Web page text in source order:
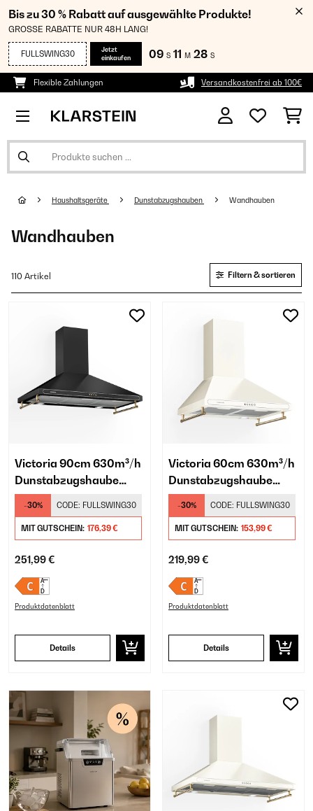
Bis zu 30 % Rabatt auf ausgewählte Produkte!
GROSSE RABATTE NUR 48H LANG!
FULLSWING30
Jetzt
einkaufen
09 S 11 M 27 S
Flexible Zahlungen Versandkostenfrei ab 100€
Haushaltsgeräte Dunstabzugshauben Wandhauben
Wandhauben
110 Artikel Filtern & sortieren
Victoria 90cm 630m³/h
Dunstabzugshaube
Retro Schwarz
-30% CODE: FULLSWING30
MIT GUTSCHEIN: 176,39 €
251,99 €
Produktdatenblatt
Details
Victoria 60cm 630m³/h
Dunstabzugshaube
Retro Creme
-30% CODE: FULLSWING30
MIT GUTSCHEIN: 153,99 €
219,99 €
Produktdatenblatt
Details